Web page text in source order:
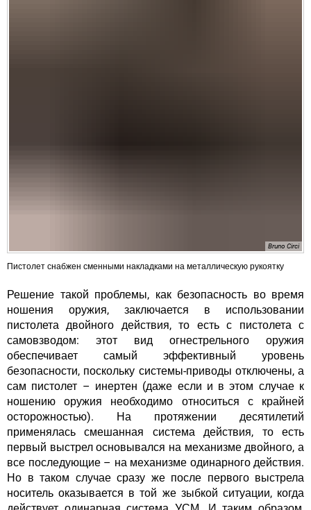
Bruno Circi
Пистолет снабжен сменными накладками на металлическую рукоятку
Решение такой проблемы, как безопасность во время
ношения оружия, заключается в использовании
пистолета двойного действия, то есть с пистолета с
самовзводом: этот вид огнестрельного оружия
обеспечивает самый эффективный уровень
безопасности, поскольку системы-приводы отключены, а
сам пистолет – инертен (даже если и в этом случае к
ношению оружия необходимо относиться с крайней
осторожностью). На протяжении десятилетий
применялась смешанная система действия, то есть
первый выстрел основывался на механизме двойного, а
все последующие – на механизме одинарного действия.
Но в таком случае сразу же после первого выстрела
носитель оказывается в той же зыбкой ситуации, когда